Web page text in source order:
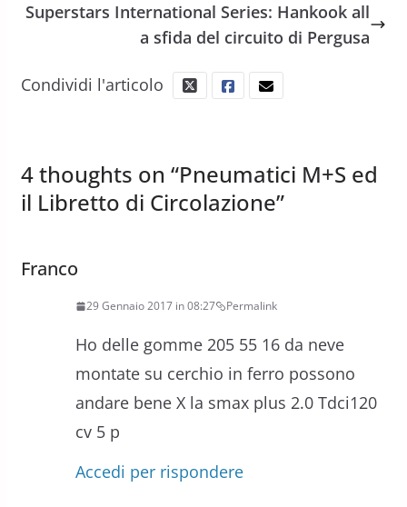
Superstars International Series: Hankook all
a sfida del circuito di Pergusa
Condividi l'articolo
4 thoughts on “Pneumatici M+S ed
il Libretto di Circolazione”
Franco
29 Gennaio 2017 in 08:27 Permalink
Ho delle gomme 205 55 16 da neve
montate su cerchio in ferro possono
andare bene X la smax plus 2.0 Tdci120
cv 5 p
Accedi per rispondere